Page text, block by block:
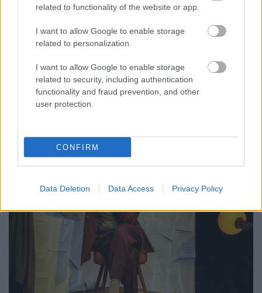
related to functionality of the website or app.
I want to allow Google to enable storage
related to personalization.
I want to allow Google to enable storage
related to security, including authentication
functionality and fraud prevention, and other
user protection.
CONFIRM
Data Deletion Data Access Privacy Policy
•2025. július 12.
A bevezető gondolatok után, három részre osztva a
legjobb prózai előadásokról és előadókról
emlékezem meg – azokról a produkciókról némileg
bővebben, amelyekhez nem írtam önálló ajánlót.
Pinceszínház - Kamaszharc - Márfi Márk és Grisnik